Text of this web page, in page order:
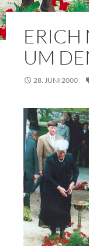
ERICH
UM
28. JUNI 2000